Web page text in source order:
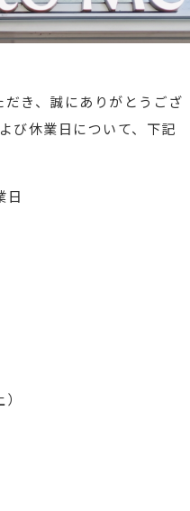
き、誠にありがとうござ
び休業日について、下記
日